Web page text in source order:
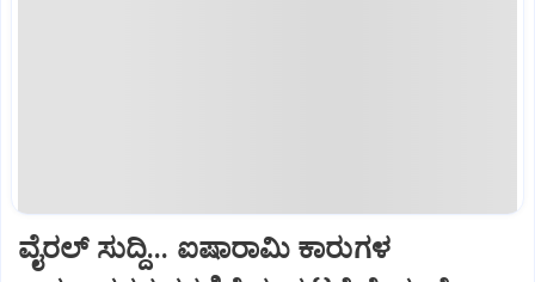
ವೈರಲ್ ಸುದ್ದಿ... ಐಷಾರಾಮಿ ಕಾರುಗಳ